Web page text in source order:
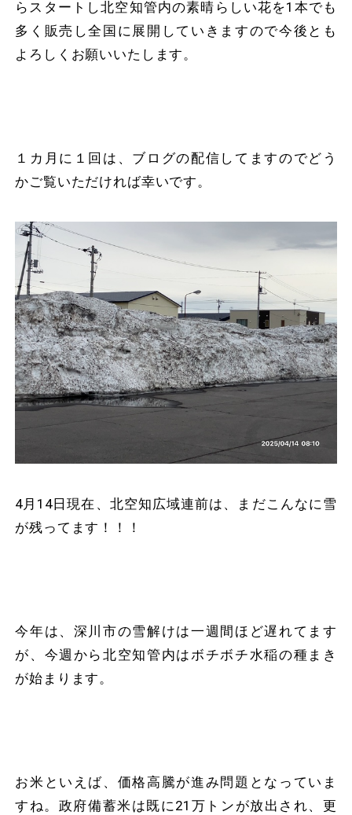
らスタートし北空知管内の素晴らしい花を1本でも
多く販売し全国に展開していきますので今後とも
よろしくお願いいたします。
１カ月に１回は、ブログの配信してますのでどう
かご覧いただければ幸いです。
4月14日現在、北空知広域連前は、まだこんなに雪
が残ってます！！！
今年は、深川市の雪解けは一週間ほど遅れてます
が、今週から北空知管内はボチボチ水稲の種まき
が始まります。
お米といえば、価格高騰が進み問題となっていま
すね。政府備蓄米は既に21万トンが放出され、更